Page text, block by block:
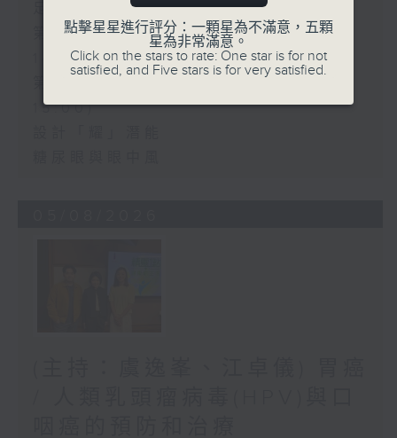
足本 Full (HKT 13:00 - 15:00)
第一部份 Part 1 (HKT 13:05 -
14:00)
15:00)
點擊星星進行評分：一顆星為不滿意，五顆
星為非常滿意。
Click on the stars to rate: One star is for not
satisfied, and Five stars is for very satisfied.